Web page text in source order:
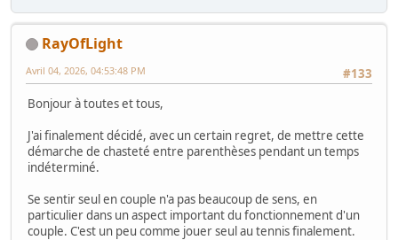
RayOfLight
#133
Avril 04, 2026, 04:53:48 PM
Bonjour à toutes et tous,
J'ai finalement décidé, avec un certain regret, de mettre cette
démarche de chasteté entre parenthèses pendant un temps
indéterminé.
Se sentir seul en couple n'a pas beaucoup de sens, en
particulier dans un aspect important du fonctionnement d'un
couple. C'est un peu comme jouer seul au tennis finalement.